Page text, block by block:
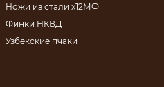
Ножи из стали х12МФ
Финки НКВД
Узбекские пчаки